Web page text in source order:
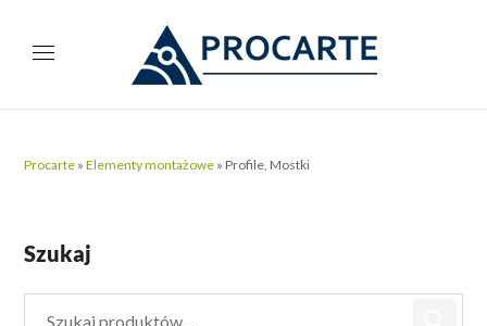
Procarte »Elementy montażowe » Profile, Mostki
Szukaj